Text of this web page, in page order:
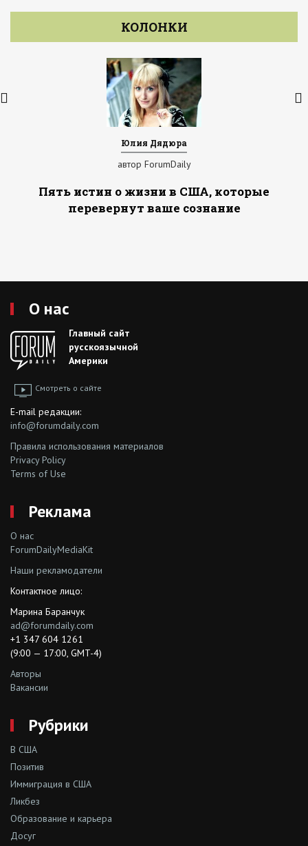
КОЛОНКИ
Юлия Дядюра
автор ForumDaily
Пять истин о жизни в США, которые
перевернут ваше сознание
О нас
Главный сайт
русскоязычной
Америки
Смотреть о сайте
E-mail редакции:
info@forumdaily.com
Правила использования материалов
Privacy Policy
Terms of Use
Реклама
О нас
ForumDailyMediaKit
Наши рекламодатели
Контактное лицо:
Марина Баранчук
ad@forumdaily.com
+1 347 604 1261
(9:00 — 17:00, GMT-4)
Авторы
Вакансии
Рубрики
В США
Позитив
Иммиграция в США
Ликбез
Образование и карьера
Досуг